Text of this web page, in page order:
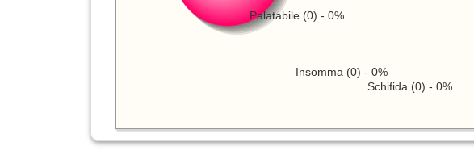
Schifida (0) - 0%
Insomma (0) - 0%
Palatabile (0) - 0%